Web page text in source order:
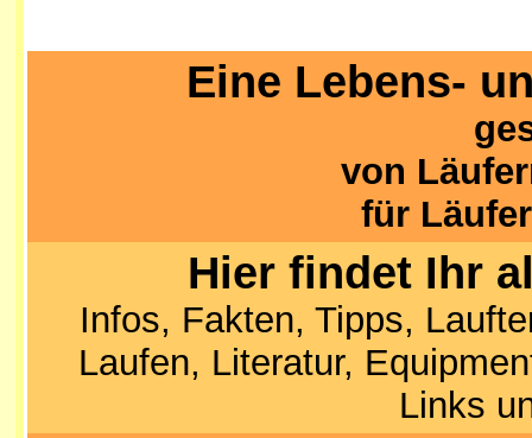
Eine Lebens-
von
für
Hier findet Ihr
Infos, Fakten, Tipps,
Laufen, Literatur,
Links